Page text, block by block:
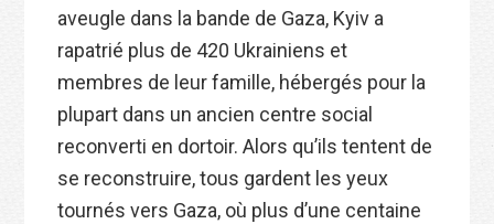
aveugle dans la bande de Gaza, Kyiv a
rapatrié plus de 420 Ukrainiens et
membres de leur famille, hébergés pour la
plupart dans un ancien centre social
reconverti en dortoir. Alors qu’ils tentent de
se reconstruire, tous gardent les yeux
tournés vers Gaza, où plus d’une centaine